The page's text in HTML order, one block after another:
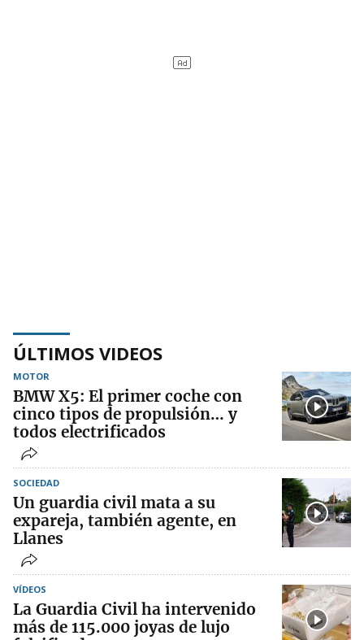
ÚLTIMOS VIDEOS
MOTOR
BMW X5: El primer coche con
cinco tipos de propulsión… y
todos electrificados
SOCIEDAD
Un guardia civil mata a su
expareja, también agente, en
Llanes
VÍDEOS
La Guardia Civil ha intervenido
más de 115.000 joyas de lujo